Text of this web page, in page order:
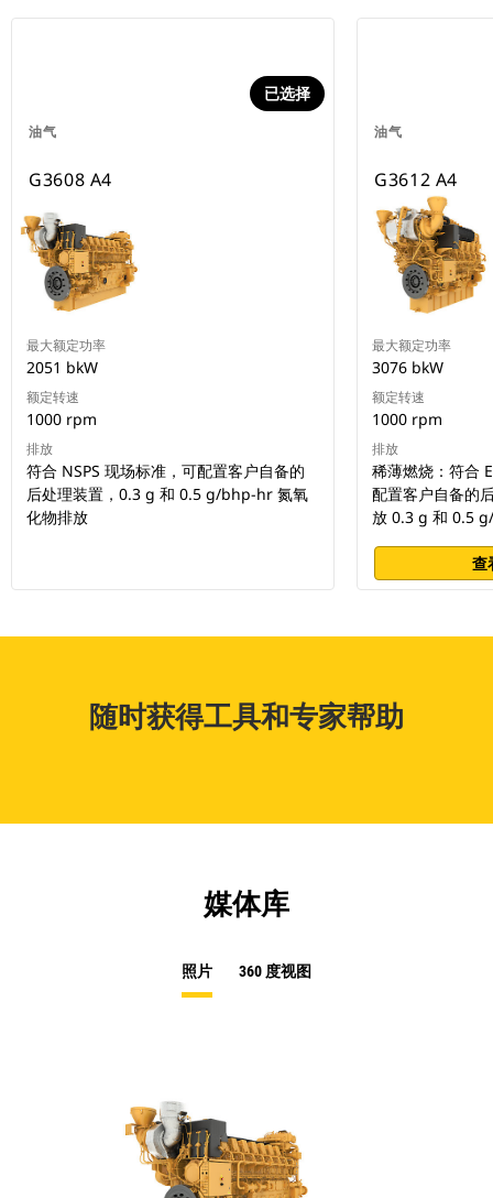
油气
已选择
G3608 A4
最大额定功率
2051 bkW
额定转速
1000 rpm
排放
符合 NSPS 现场标准，可配置客户自备的
后处理装置，0.3 g 和 0.5 g/bhp-hr 氮氧
化物排放
油气
G3612 A4
最大额定功率
3076 bkW
额定转速
1000 rpm
排放
稀薄燃烧：符合
配置客户自备的
放 0.3 g 和 0.5
查
随时获得工具和专家帮助
媒体库
照片 360 度视图